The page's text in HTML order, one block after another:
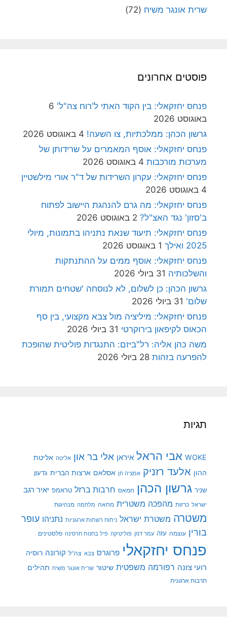
שרית אונגר משיח (72)
פוסטים אחרונים
פנחס יחזקאלי: בין הקוד האתי ל'רוח צה"ל' 6
באוגוסט 2026
גרשון הכהן: ממלכתיות, צו השעה! 4 באוגוסט 2026
פנחס יחזקאלי: אוסף המאמרים על שרידותן של
מערכות מורכבות 4 באוגוסט 2026
פנחס יחזקאלי: עקרון השרידות של ד"ר אורי מילשטיין
4 באוגוסט 2026
פנחס יחזקאלי: מה גרם להנהגת היישוב לפתוח
ב'סזון' נגד האצ"ל? 2 באוגוסט 2026
פנחס יחזקאלי: תיעוד שנאת נתניהו בתמונות, מיולי
2025 ואילך
1 באוגוסט 2026
פנחס יחזקאלי: אוסף ממים על ההתנתקות
והשלכותיה 31 ביולי 2026
גרשון הכהן: כן לשלום, לא לנוסחה 'שטחים תמורת
שלום' 31 ביולי 2026
פנחס יחזקאלי: מיליציה מול צבא מקצועי, בין סף
הכאוס לקיפאון בירוקרטי 31 ביולי 2026
משה כהן אליה: רל"ביזם: התנגדות פוליטית שהופכת
להפרעה בזהות 28 ביולי 2026
תגיות
WOKE אבי הראל איראן אלי בר און אליטה אליטת
ההון אלעד רזניק אמציה חן אסלאם ארצות הברית גדעון
שניר גרשון הכהן חמאס חרבות ברזל טראמפ יאיר רגב
ישראל כרזות מהפכה משטרית מחאה מלחמה מנהיגות
משטרה משטרת ישראל ניתוח רשתות ארגוניות נתניהו עופר
בורין עוצמה עזה עמר דנק פוליטיקה פיל בחנות חרסינה פלסטינים
פנחס יחזקאלי פרוגרס צבא צה"ל קורונה רוסיה
רועי צזנה רפורמה משפטית שיטור שרית אונגר משיח תהילים
תרבות ארגונית